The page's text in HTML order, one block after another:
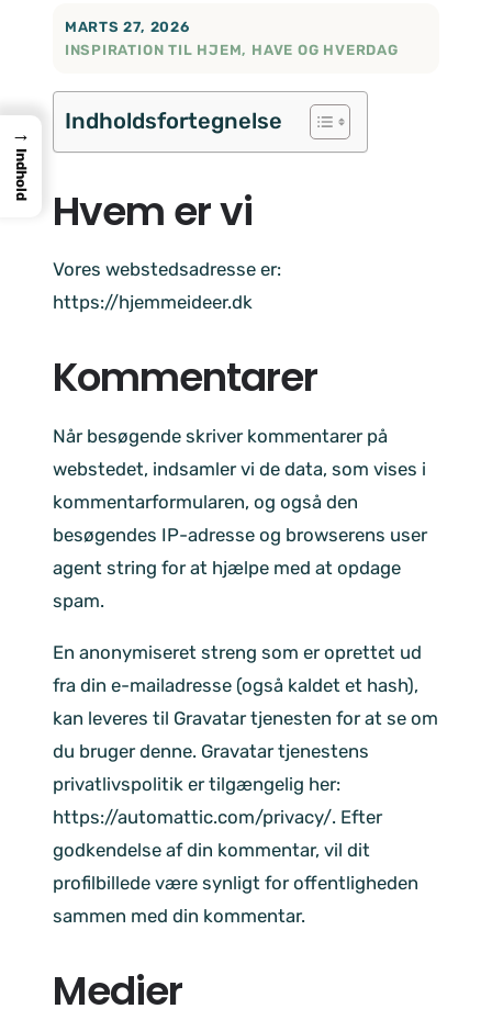
MARTS 27, 2026
INSPIRATION TIL HJEM, HAVE OG HVERDAG
Indholdsfortegnelse
Hvem er vi
Vores webstedsadresse er:
https://hjemmeideer.dk
Kommentarer
Når besøgende skriver kommentarer på
webstedet, indsamler vi de data, som vises i
kommentarformularen, og også den
besøgendes IP-adresse og browserens user
agent string for at hjælpe med at opdage
spam.
En anonymiseret streng som er oprettet ud
fra din e-mailadresse (også kaldet et hash),
kan leveres til Gravatar tjenesten for at se om
du bruger denne. Gravatar tjenestens
privatlivspolitik er tilgængelig her:
https://automattic.com/privacy/. Efter
godkendelse af din kommentar, vil dit
profilbillede være synligt for offentligheden
sammen med din kommentar.
Medier
→
Indhold